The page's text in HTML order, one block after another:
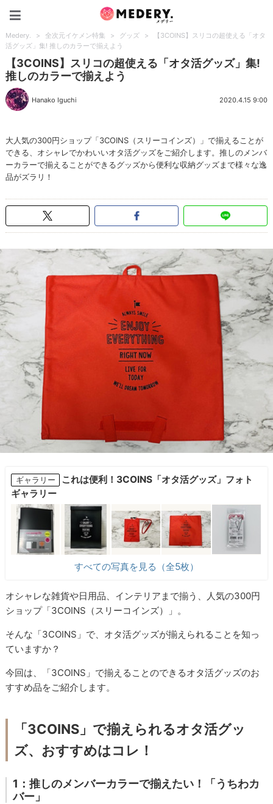
Medery. > 全次元イケメン特集 > グッズ >
【3COINS】スリコの超使える「オタ
活グッズ」集! 推しのカラーで揃えよう
【3COINS】スリコの超使える「オタ活グッズ」集!
推しのカラーで揃えよう
Hanako Iguchi 2020.4.15 9:00
大人気の300円ショップ「3COINS（スリーコインズ）」で揃えることが
できる、オシャレでかわいいオタ活グッズをご紹介します。推しのメンバ
ーカラーで揃えることができるグッズから便利な収納グッズまで様々な逸
品がズラリ！
ギャラリー
これは便利！3COINS「オタ活グッズ」フォト
ギャラリー
すべての写真を見る（全5枚）
オシャレな雑貨や日用品、インテリアまで揃う、人気の300円
ショップ「3COINS（スリーコインズ）」。
そんな「3COINS」で、オタ活グッズが揃えられることを知っ
ていますか？
今回は、「3COINS」で揃えることのできるオタ活グッズのお
すすめ品をご紹介します。
「3COINS」で揃えられるオタ活グッ
ズ、おすすめはコレ！
1：推しのメンバーカラーで揃えたい！「うちわカ
バー」